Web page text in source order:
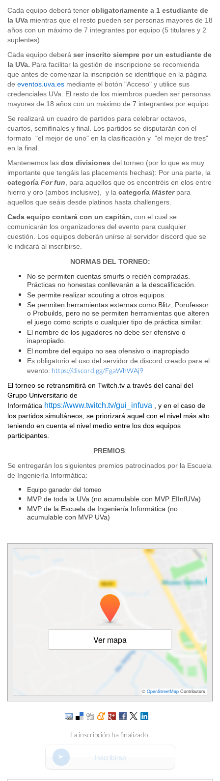
Cada equipo deberá tener obligatoriamente a 1 estudiante de
la UVa mientras que el resto pueden ser personas mayores de 18
años con un máximo de 7 integrantes por equipo (5 titulares y 2
suplentes).
Cada equipo deberá ser inscrito siempre por un estudiante de
la UVa. Para facilitar la gestión de inscripcione se recomienda
que antes de comenzar la inscripción se identifique en la página
de eventos.uva.es mediante el botón "Acceso" y utilice sus
credenciales UVa. El resto de los miembros pueden ser personas
mayores de 18 años con un máximo de 7 integrantes por equipo.
Se realizará un cuadro de partidos para celebrar octavos,
cuartos, semifinales y final. Los partidos se disputarán con el
formato "el mejor de uno" en la clasificación y "el mejor de tres"
en la final.
Mantenemos las dos divisiones del torneo (por lo que es muy
importante que tengáis las placements hechas): Por una parte, la
categoría For fun , para aquellos que os encontréis en elos entre
hierro y oro (ambos inclusive), y la categoría Másterpara
aquellos que seáis desde platinos hasta challengers.
Cada equipo contará con un capitán, con el cual se
comunicarán los organizadores del evento para cualquier
cuestión. Los equipos deberán unirse al servidor discord que se
le indicará al inscribirse.
NORMAS DEL TORNEO:
No se permiten cuentas smurfs o recién compradas.
Prácticas no honestas conllevarán a la descalificación.
Se permite realizar scouting a otros equipos.
Se permiten herramientas externas como Blitz, Porofessor
o Probuilds, pero no se permiten herramientas que alteren
el juego como scripts o cualquier tipo de práctica similar.
El nombre de los jugadores no debe ser ofensivo o
inapropiado.
El nombre del equipo no sea ofensivo o inapropiado
Es obligatorio el uso del servidor de discord creado para el
evento: https://discord.gg/FgaWhWAj9
El torneo se retransmitirá en Twitch.tv a través del canal del
Grupo Universitario de
Informática https://www.twitch.tv/gui_infuva , y en el caso de
los partidos simultáneos, se priorizará aquel con el nivel más alto
teniendo en cuenta el nivel medio entre los dos equipos
participantes.
PREMIOS:
Se entregarán los siguientes premios patrocinados por la Escuela
de Ingeniería Informática:
Equipo ganador del torneo
MVP de toda la UVa (no acumulable con MVP EIInfUVa)
MVP de la Escuela de Ingeniería Informática (no
acumulable con MVP UVa)
Ver mapa
© OpenStreetMap Contributors
La inscripción ha finalizado.
Inscribirse